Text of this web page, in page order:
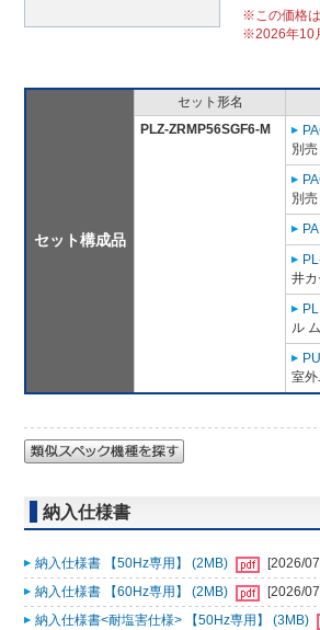
※この価格
※2026年10
セット構成品
セット形名
PLZ-ZRMP56SGF6-M
別売
別売
井
ル
室外
納入仕様書
納入仕様書 【50Hz専用】 (2MB)
[2026/
納入仕様書 【60Hz専用】 (2MB)
[2026/
納入仕様書<耐塩害仕様> 【50Hz専用】 (3MB)